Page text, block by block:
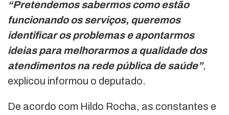
“Pretendemos sabermos como estão
funcionando os serviços, queremos
identificar os problemas e apontarmos
ideias para melhorarmos a qualidade dos
atendimentos na rede pública de saúde”,
explicou informou o deputado.
De acordo com Hildo Rocha, as constantes e